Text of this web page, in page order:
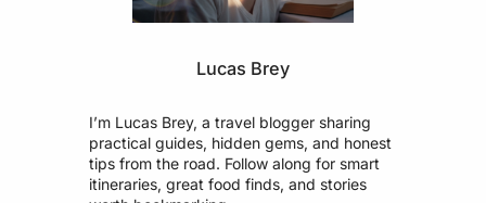
Lucas Brey
I’m Lucas Brey, a travel blogger sharing
practical guides, hidden gems, and honest
tips from the road. Follow along for smart
itineraries, great food finds, and stories